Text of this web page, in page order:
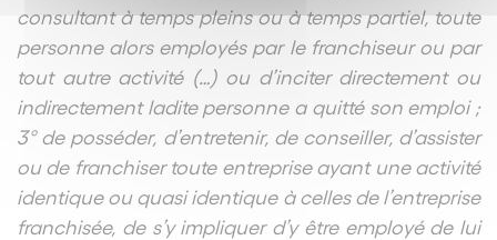
consultant à temps pleins ou à temps partiel, toute
personne alors employés par le franchiseur ou par
tout autre activité (…) ou d’inciter directement ou
indirectement ladite personne a quitté son emploi ;
3° de posséder, d’entretenir, de conseiller, d’assister
ou de franchiser toute entreprise ayant une activité
identique ou quasi identique à celles de l’entreprise
franchisée, de s’y impliquer d’y être employé de lui